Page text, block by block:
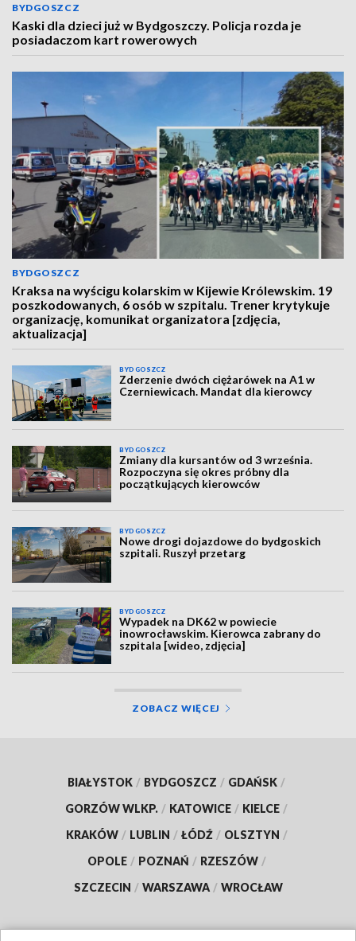
BYDGOSZCZ
Kaski dla dzieci już w Bydgoszczy. Policja rozda je
posiadaczom kart rowerowych
BYDGOSZCZ
Kraksa na wyścigu kolarskim w Kijewie Królewskim. 19
poszkodowanych, 6 osób w szpitalu. Trener krytykuje
organizację, komunikat organizatora [zdjęcia,
aktualizacja]
BYDGOSZCZ
Zderzenie dwóch ciężarówek na A1 w
Czerniewicach. Mandat dla kierowcy
BYDGOSZCZ
Zmiany dla kursantów od 3 września.
Rozpoczyna się okres próbny dla
początkujących kierowców
BYDGOSZCZ
Nowe drogi dojazdowe do bydgoskich
szpitali. Ruszył przetarg
BYDGOSZCZ
Wypadek na DK62 w powiecie
inowrocławskim. Kierowca zabrany do
szpitala [wideo, zdjęcia]
ZOBACZ WIĘCEJ
BIAŁYSTOK / BYDGOSZCZ / GDAŃSK /
GORZÓW WLKP. / KATOWICE / KIELCE /
KRAKÓW / LUBLIN / ŁÓDŹ / OLSZTYN /
OPOLE / POZNAŃ / RZESZÓW /
SZCZECIN / WARSZAWA / WROCŁAW